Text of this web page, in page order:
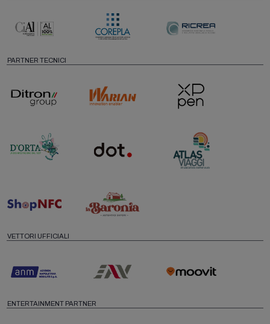
PARTNER TECNICI
VETTORI UFFICIALI
ENTERTAINMENT PARTNER